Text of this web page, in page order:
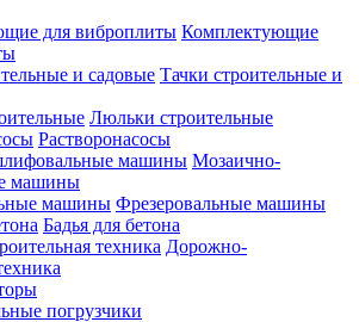
Комплектующие
Тачки строительные и
Люльки строительные
Растворонасосы
Мозаично-
машины
Фрезеровальные машины
Бадья для бетона
Дорожно-
погрузчики